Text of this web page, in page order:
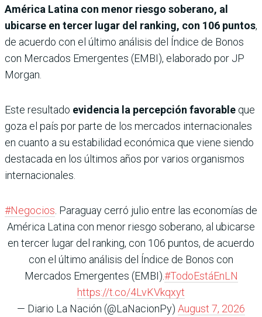
América Latina con menor riesgo soberano, al
ubicarse en tercer lugar del ranking, con 106 puntos,
de acuerdo con el último análisis del Índice de Bonos
con Mercados Emergentes (EMBI), elaborado por JP
Morgan.
Este resultado evidencia la percepción favorable que
goza el país por parte de los mercados internacionales
en cuanto a su estabilidad económica que viene siendo
destacada en los últimos años por varios organismos
internacionales.
#Negocios. Paraguay cerró julio entre las economías de
América Latina con menor riesgo soberano, al ubicarse
en tercer lugar del ranking, con 106 puntos, de acuerdo
con el último análisis del Índice de Bonos con
Mercados Emergentes (EMBI).#TodoEstáEnLN
https://t.co/4LvKVkqxyt
— Diario La Nación (@LaNacionPy) August 7, 2026